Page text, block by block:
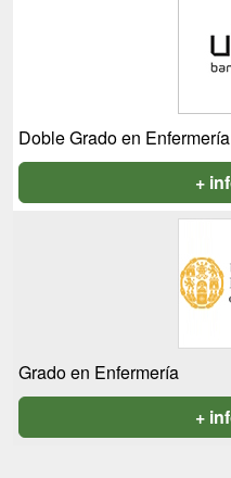
Doble Grado en
+
Grado en Enfermería
+